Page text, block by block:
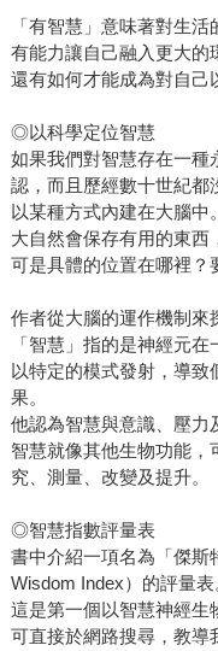
「有智慧」意味著對生
有能力讓自己融入更大的
還有如何才能成為對自己
◎以科學定位智慧
如果我們對智慧存在一種
認，而且歷經數十世紀都
以某種方式內建在大腦中。
大自然會保存有用的東西
可是具體的位置在哪裡？
作者從大腦的運作機制
「智慧」指的是神經元
以特定的模式發射，導
果。
他認為智慧與意識、壓力
智慧就像其他生物功能
究、測量、改變及提升。
◎智慧指數評量表
書中介紹一項名為「傑斯
Wisdom Index）的評量表
這是第一個以智慧神經生
可直接於網路搜尋，教導